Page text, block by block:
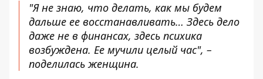
"Я не знаю, что делать, как мы будем
дальше ее восстанавливать… Здесь дело
даже не в финансах, здесь психика
возбуждена. Ее мучили целый час", –
поделилась женщина.